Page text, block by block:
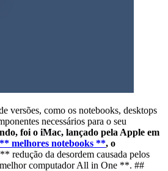
versões, como os notebooks, desktops
necessários para o seu
foi o iMac, lançado pela Apple em
** melhores notebooks **, o
redução da desordem causada pelos
melhor computador All in One **. ##